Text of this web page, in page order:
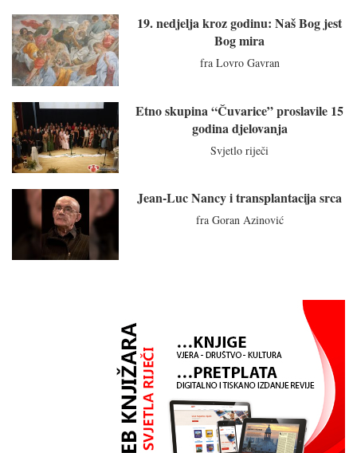
19. nedjelja kroz godinu: Naš Bog jest
Bog mira
fra Lovro Gavran
Etno skupina “Čuvarice” proslavile 15
godina djelovanja
Svjetlo riječi
Jean-Luc Nancy i transplantacija srca
fra Goran Azinović